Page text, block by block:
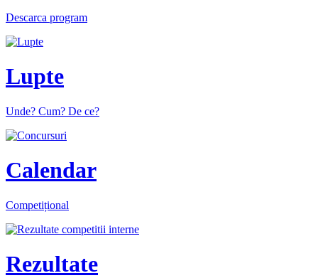
Descarca program
Lupte
Unde? Cum? De ce?
Calendar
Competițional
Rezultate